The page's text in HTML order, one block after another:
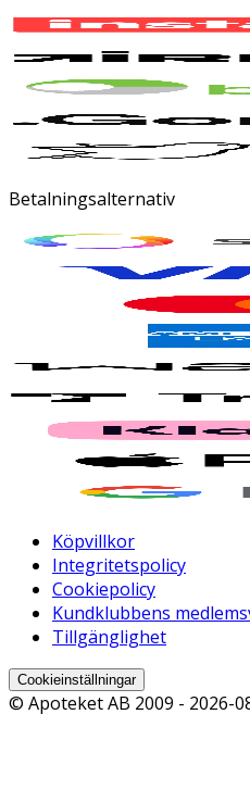
Betalningsalternativ
Köpvillkor
Integritetspolicy
Cookiepolicy
Kundklubbens
Tillgänglighet
Cookieinställningar
© Apoteket AB 2009 - 2026-